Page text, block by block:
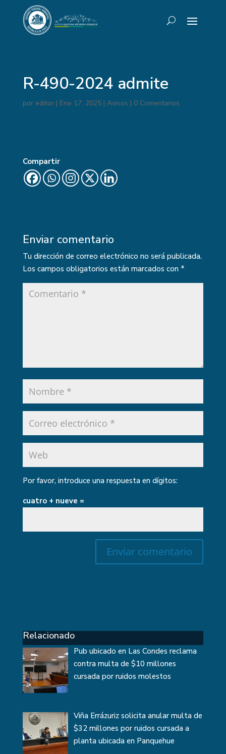
R-490-2024 admite
por editor| Ene 17, 2025| Avisos | 0 Comentarios
Compartir
Enviar comentario
Tu dirección de correo electrónico no será publicada.
Los campos obligatorios están marcados con *
Por favor, introduce una respuesta en dígitos:
cuatro + nueve =
Relacionado
Pub ubicado en Las Condes reclama
contra multa de $10 millones
cursada por ruidos molestos
Viña Errázuriz solicita anular multa de
$32 millones por ruidos cursada a
planta ubicada en Panquehue